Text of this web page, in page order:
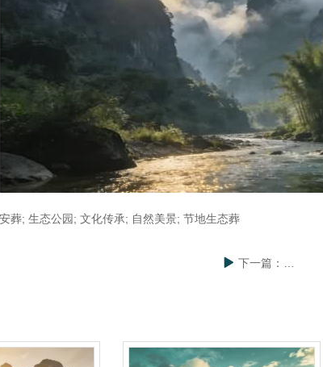
葬; 生态公园; 文化传承; 自然美景; 节地生态葬
下一篇：